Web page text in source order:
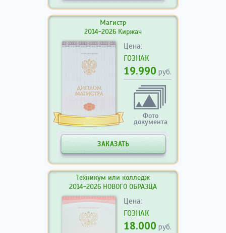
Магистр
2014-2026 Киржач
Цена:
ГОЗНАК
19.990 руб.
Фото
документа
ЗАКАЗАТЬ
Техникум или колледж
2014-2026 НОВОГО ОБРАЗЦА
Цена:
ГОЗНАК
18.000 руб.